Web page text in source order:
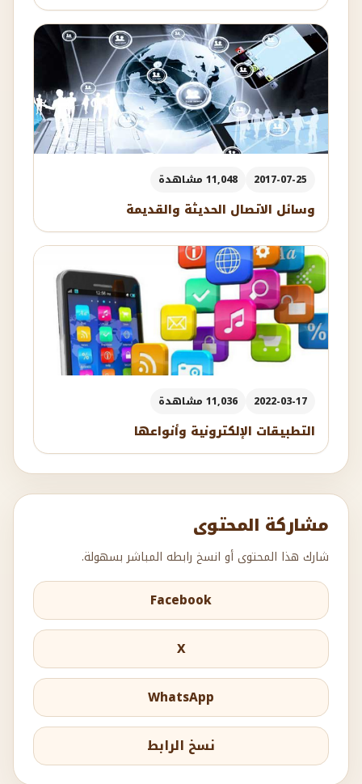
2017-07-25 11,048 مشاهدة
وسائل الاتصال الحديثة والقديمة
2022-03-17 11,036 مشاهدة
التطبيقات الإلكترونية وأنواعها
مشاركة المحتوى
شارك هذا المحتوى أو انسخ رابطه المباشر بسهولة.
Facebook
X
WhatsApp
نسخ الرابط